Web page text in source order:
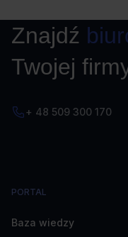
Znajdź
Twojej
+ 48 509 300 170
PORTAL
Baza wiedzy